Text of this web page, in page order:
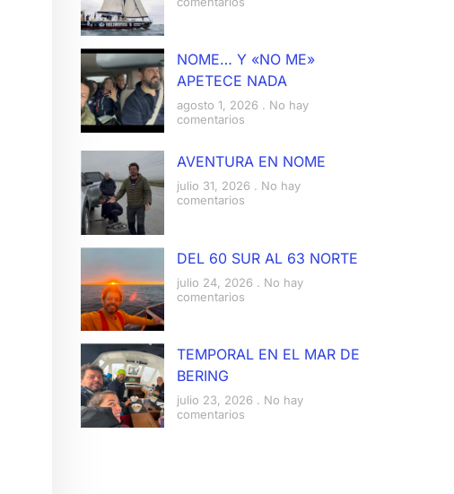
NOME… Y «NO ME»
APETECE NADA
agosto 1, 2026
No hay
comentarios
AVENTURA EN NOME
julio 31, 2026
No hay
comentarios
DEL 60 SUR AL 63 NORTE
julio 24, 2026
No hay
comentarios
TEMPORAL EN EL MAR DE
BERING
julio 23, 2026
No hay
comentarios